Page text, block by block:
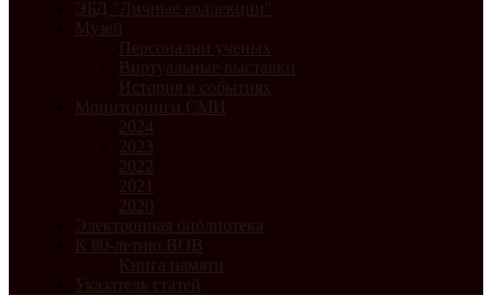
ЭБД "Личные коллекции"
Музей
Персоналии ученых
Виртуальные выставки
История в событиях
Мониторинги СМИ
2024
2023
2022
2021
2020
Электронная библиотека
К 80-летию ВОВ
Книга памяти
Указатель статей